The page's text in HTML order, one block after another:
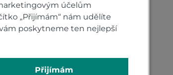
účelům
„Přijímám“ nám udělíte
poskytneme ten nejlepší
Přijímám